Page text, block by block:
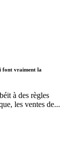
font vraiment la
à des règles
les ventes de...